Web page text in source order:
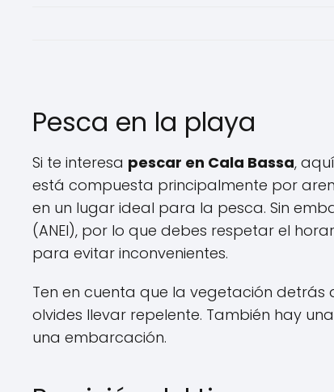
Pesca en la playa
Si te interesa pescar en Cala Bassa,
está compuesta principalmente por
en un lugar ideal para la pesca. Sin
(ANEI), por lo que debes respetar el
para evitar inconvenientes.
Ten en cuenta que la vegetación
olvides llevar repelente. También hay
una embarcación.